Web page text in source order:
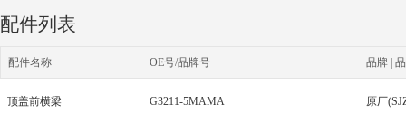
配件列表
配件名称 OE号/品牌号 品牌 |
顶盖前横梁 G3211-5MAMA 原厂